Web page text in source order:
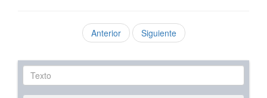
Anterior Siguiente
Texto